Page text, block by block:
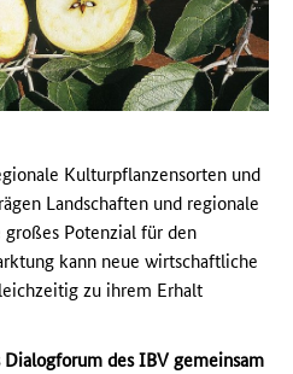
Kulturpflanzensorten und
Landschaften und regionale
Potenzial für den
kann neue wirtschaftliche
zu ihrem Erhalt
des IBV gemeinsam